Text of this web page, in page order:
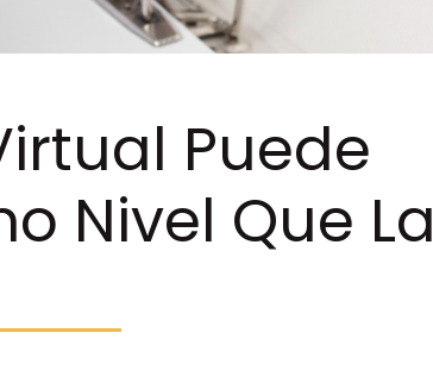
Puede
Nivel Que La